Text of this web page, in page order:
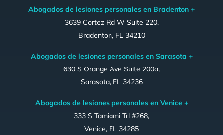
Abogados de lesiones personales en Bradenton +
3639 Cortez Rd W Suite 220,
Bradenton, FL 34210
Abogados de lesiones personales en Sarasota +
630 S Orange Ave Suite 200a,
Sarasota, FL 34236
Abogados de lesiones personales en Venice +
333 S Tamiami Trl #268,
Venice, FL 34285